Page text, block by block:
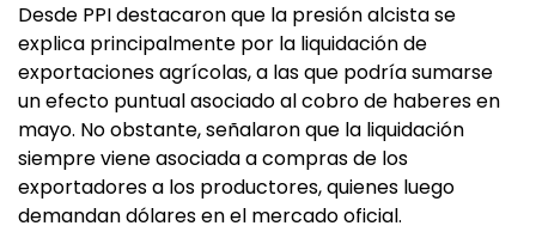
Desde PPI destacaron que la presión alcista se
explica principalmente por la liquidación de
exportaciones agrícolas, a las que podría sumarse
un efecto puntual asociado al cobro de haberes en
mayo. No obstante, señalaron que la liquidación
siempre viene asociada a compras de los
exportadores a los productores, quienes luego
demandan dólares en el mercado oficial.